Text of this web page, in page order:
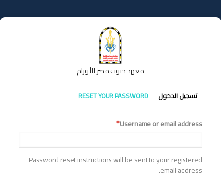
إلى
المحتوى
معهد جنوب مصر للأورام
التبويبات
الأساسية
تسجيل الدخول RESET YOUR PASSWORD
Username or email address
Password reset instructions will be sent to your registered
email address.